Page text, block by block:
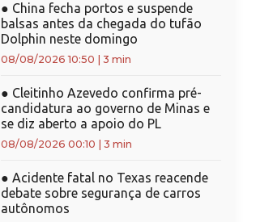
● China fecha portos e suspende
balsas antes da chegada do tufão
Dolphin neste domingo
08/08/2026 10:50 3 min
● Cleitinho Azevedo confirma pré-
candidatura ao governo de Minas e
se diz aberto a apoio do PL
08/08/2026 00:10 3 min
● Acidente fatal no Texas reacende
debate sobre segurança de carros
autônomos